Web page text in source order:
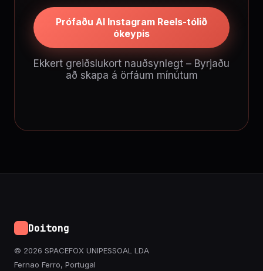
Prófaðu AI Instagram Reels-tólið
ókeypis
Ekkert greiðslukort nauðsynlegt – Byrjaðu
að skapa á örfáum mínútum
Doitong
© 2026 SPACEFOX UNIPESSOAL LDA
Fernao Ferro, Portugal